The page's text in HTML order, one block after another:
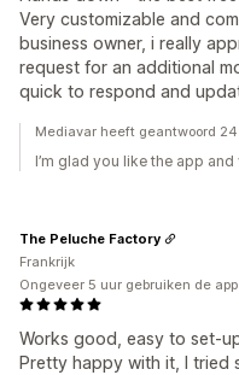
Very customizable and
business owner, i really
request for an additional
quick to respond and
Mediavar heeft geantwoord
I’m glad you like the app
Works good, easy to set-
Pretty happy with it, I tried
The Peluche Factory
Frankrijk
Ongeveer 5 uur gebruiken de app